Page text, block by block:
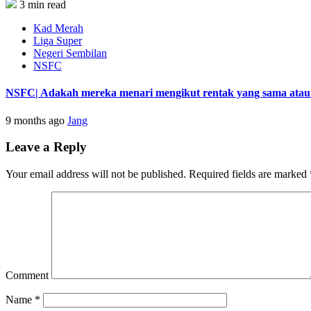
3 min read
Kad Merah
Liga Super
Negeri Sembilan
NSFC
NSFC| Adakah mereka menari mengikut rentak yang sama
9 months ago Jang
Leave a Reply
Your email address will not be published. Required fields are marked
Comment
Name *